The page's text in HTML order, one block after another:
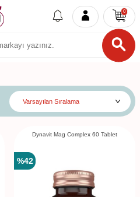
0
Dynavit Mag Complex 60 Tablet
%42